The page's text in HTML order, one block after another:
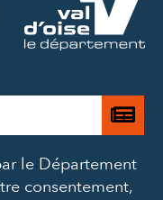
MAIL
Je
à
le Département
consentement,